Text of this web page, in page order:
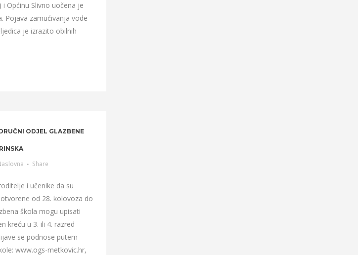
i Općinu Slivno uočena je
Pojava zamućivanja vode
je izrazito obilnih
ODJEL GLAZBENE
Share
i učenike da su
od 28. kolovoza do
škola mogu upisati
kreću u 3. ili 4. razred
se podnose putem
www.ogs-metkovic.hr,